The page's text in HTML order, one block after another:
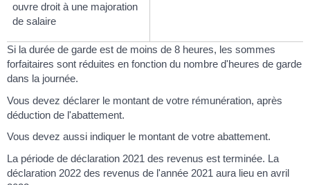
ouvre droit à une majoration
de salaire
Si la durée de garde est de moins de 8 heures, les sommes
forfaitaires sont réduites en fonction du nombre d'heures de garde
dans la journée.
Vous devez déclarer le montant de votre rémunération, après
déduction de l'abattement.
Vous devez aussi indiquer le montant de votre abattement.
La période de déclaration 2021 des revenus est terminée. La
déclaration 2022 des revenus de l'année 2021 aura lieu en avril